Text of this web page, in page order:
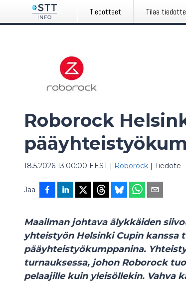
Tiedotteet Tilaa
Roborock
18.5.2026 13:00:00 EEST| Roborock | Tiedote
Jaa
Maailman johtava älykkäiden
yhteistyön Helsinki Cupin kanssa
pääyhteistyökumppanina.
turnauksessa, johon Roborock
pelaajille kuin yleisöllekin. Vahva